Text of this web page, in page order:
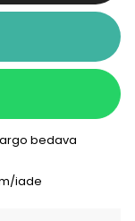
bedava
iade